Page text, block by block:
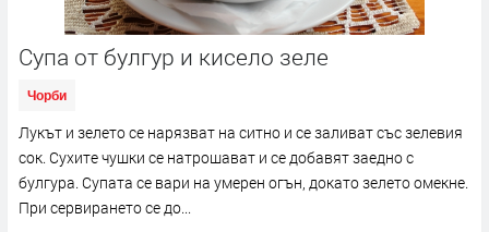
Супа от булгур и кисело зеле
Чорби
Лукът и зелето се нарязват на ситно и се заливат със зелевия
сок. Сухите чушки се натрошават и се добавят заедно с
булгура. Супата се вари на умерен огън, докато зелето омекне.
При сервирането се до...